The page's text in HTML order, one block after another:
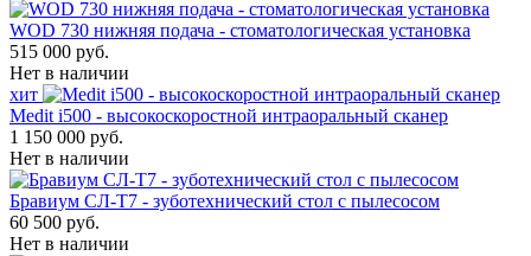
WOD 730 нижняя подача - стоматологическая установка
515 000 руб.
Нет в наличии
хит
Medit i500 - высокоскоростной интраоральный сканер
1 150 000 руб.
Нет в наличии
Бравиум СЛ-Т7 - зуботехнический стол с пылесосом
60 500 руб.
Нет в наличии